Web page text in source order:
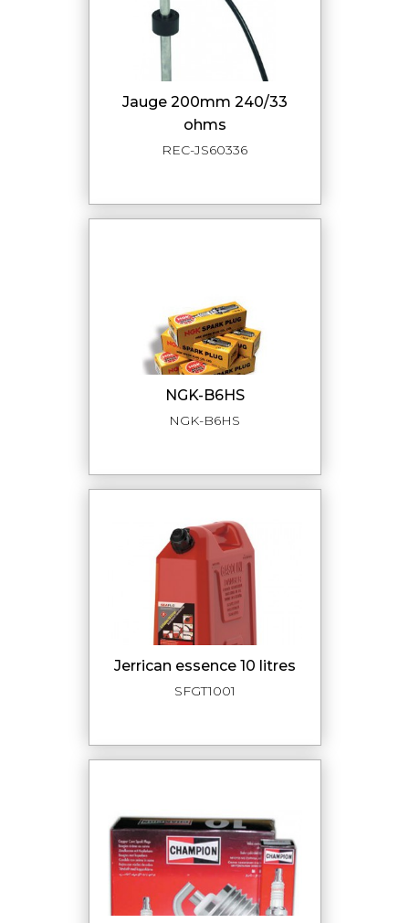
jauge 200mm 240/33
ohms
REC-JS60336
NGK-B6HS
NGK-B6HS
jerrican essence 10 litres
SFGT1001